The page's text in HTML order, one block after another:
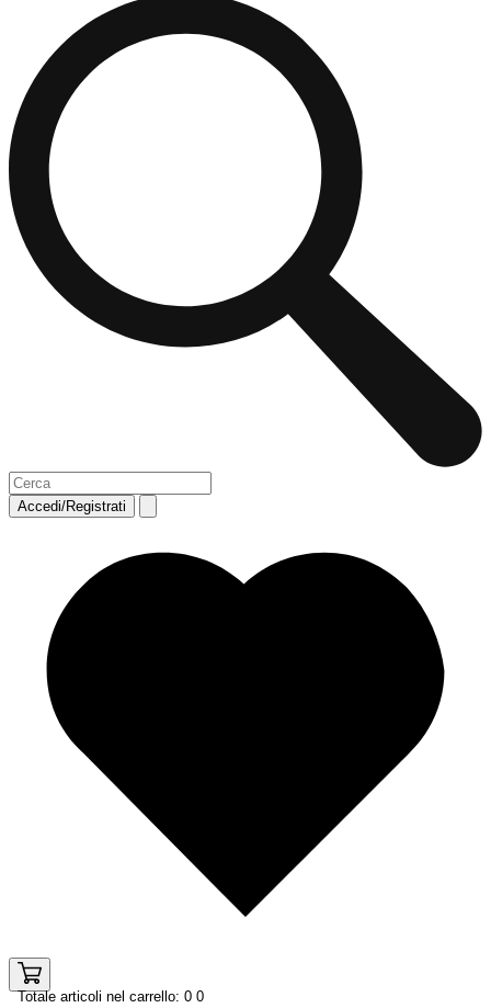
Accedi/Registrati
Totale articoli nel carrello: 0 0